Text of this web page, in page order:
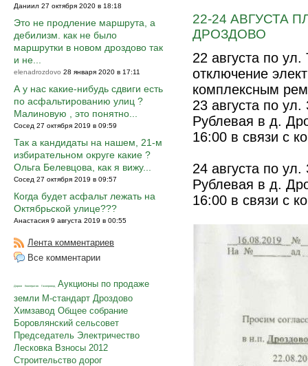
Даниил 27 октября 2020 в 18:18
Это не продление маршрута, а
дебилизм. как не было
маршрутки в новом дроздово так
и не...
elenadrozdovo 28 января 2020 в 17:11
А у нас какие-нибудь сдвиги есть
по асфальтированию улиц ?
Малиновую , это понятно...
Сосед 27 октября 2019 в 09:59
Так а кандидаты на нашем, 21-м
избирательном округе какие ?
Ольга Белевцова, как я вижу...
Сосед 27 октября 2019 в 09:57
Когда будет асфальт лежать на
Октябрьской улице???
Анастасия 9 августа 2019 в 00:55
Лента комментариев
Все комментарии
Дороги Кооператив Газопровод
Аукционы по продаже
земли М-стандарт Дроздово
Химзавод Общее собрание
Боровлянский сельсовет
Председатель Электричество
Лесковка Взносы 2012
Строительство дорог
22-24 АВГУСТА
ДРОЗДОВО
22 августа по
отключение
комплексным
23 августа по
Рублевая в д.
16:00 в связи с
24 августа по
Рублевая в д.
16:00 в связи с